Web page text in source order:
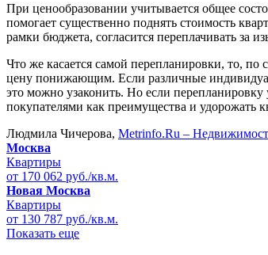
При ценообразовании учитывается общее
помогает существенно поднять стоимость
рамки бюджета, согласится переплачивать за
Что же касается самой перепланировки, то,
цену понижающим. Если различные
это можно узаконить. Но если перепланировку
покупателями как преимущества и удорожать
Людмила Чичерова, Metrinfo.Ru –
Москва
Квартиры
от 170 062 руб./кв.м.
Новая Москва
Квартиры
от 130 787 руб./кв.м.
Показать еще